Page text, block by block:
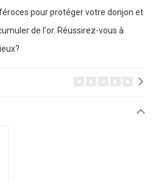
pour protéger votre donjon et
de l'or. Réussirez-vous à